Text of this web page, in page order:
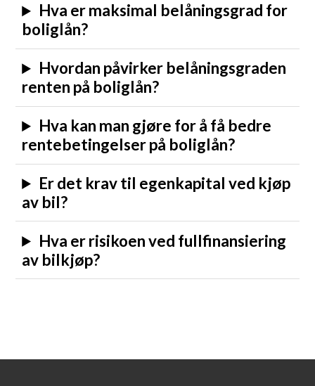
Hva er maksimal belåningsgrad for
boliglån?
Hvordan påvirker belåningsgraden
renten på boliglån?
Hva kan man gjøre for å få bedre
rentebetingelser på boliglån?
Er det krav til egenkapital ved kjøp
av bil?
Hva er risikoen ved fullfinansiering
av bilkjøp?